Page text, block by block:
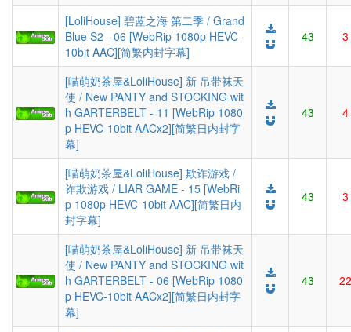
[LoliHouse] 碧蓝之海 第二季 / Grand
Blue S2 - 06 [WebRip 1080p HEVC-
10bit AAC][简繁内封字幕]
43 3
[喵萌奶茶屋&LoliHouse] 新 吊带袜天
使 / New PANTY and STOCKING wit
h GARTERBELT - 11 [WebRip 1080
p HEVC-10bit AACx2][简繁日内封字
幕]
43 4
[喵萌奶茶屋&LoliHouse] 欺诈游戏 /
诈欺游戏 / LIAR GAME - 15 [WebRi
p 1080p HEVC-10bit AAC][简繁日内
封字幕]
43 3
[喵萌奶茶屋&LoliHouse] 新 吊带袜天
使 / New PANTY and STOCKING wit
h GARTERBELT - 06 [WebRip 1080
p HEVC-10bit AACx2][简繁日内封字
幕]
43 22